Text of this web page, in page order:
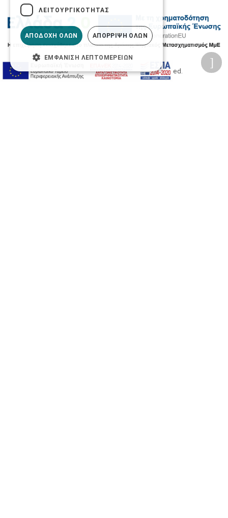
2026 © Δίγκας Γ. Ιατρικά. All rights reserved.
Developed with care by
Totalweb.
ΛΕΙΤΟΥΡΓΙΚΌΤΗΤΑΣ
ΑΠΟΔΟΧΉ ΌΛΩΝ ΑΠΌΡΡΙΨΗ ΌΛΩΝ
ΕΜΦΆΝΙΣΗ ΛΕΠΤΟΜΕΡΕΙΏΝ